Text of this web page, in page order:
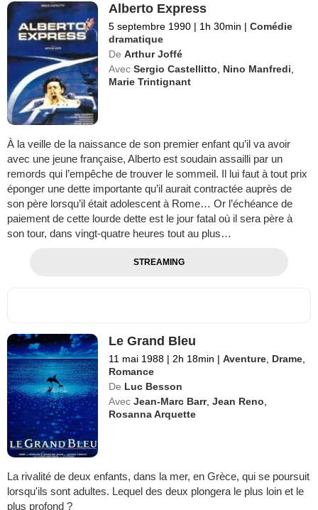
Alberto Express
5 septembre 1990 | 1h 30min | Comédie
dramatique
De Arthur Joffé
Avec Sergio Castellitto Nino Manfredi
Marie Trintignant
À la veille de la naissance de son premier enfant qu’il va avoir
avec une jeune française, Alberto est soudain assailli par un
remords qui l’empêche de trouver le sommeil. Il lui faut à tout prix
éponger une dette importante qu’il aurait contractée auprès de
son père lorsqu’il était adolescent à Rome… Or l’échéance de
paiement de cette lourde dette est le jour fatal où il sera père à
son tour, dans vingt-quatre heures tout au plus…
STREAMING
Le Grand Bleu
11 mai 1988 | 2h 18min | Aventure Drame
Romance
De Luc Besson
Avec Jean-Marc Barr,Jean Reno
Rosanna Arquette
La rivalité de deux enfants, dans la mer, en Grèce, qui se poursuit
lorsqu'ils sont adultes. Lequel des deux plongera le plus loin et le
plus profond ?